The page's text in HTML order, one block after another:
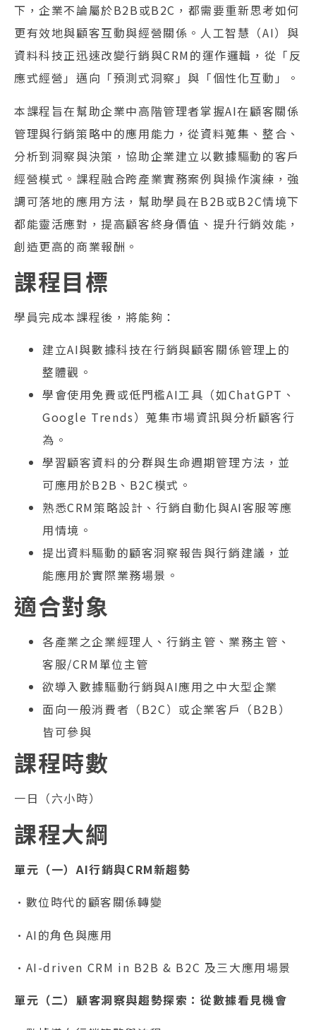
下，企業不論屬於B2B或B2C，都需要重新思考如何
更有效地與顧客互動與經營關係。人工智慧（AI）與
資料科技正迅速改變行銷與CRM的運作邏輯，從「反
應式經營」邁向「預測式洞察」與「個性化互動」。
本課程旨在幫助企業中高階管理者掌握AI在顧客關係
管理與行銷策略中的應用能力，從資料蒐集、整合、
分析到洞察與決策，協助企業建立以數據驅動的客戶
經營模式。課程融合跨產業實務案例與操作演練，強
調可落地的應用方法，幫助學員在B2B或B2C情境下
都能靈活應對，提高顧客終身價值、提升行銷效能，
創造更高的商業報酬。
課程目標
學員完成本課程後，將能夠：
建立AI與數據科技在行銷與顧客關係管理上的
整體觀。
學會使用免費或低門檻AI工具（如ChatGPT、
Google Trends）蒐集市場資訊與分析顧客行
為。
學習顧客資料的分群與生命週期管理方法，並
可應用於B2B、B2C模式。
熟悉CRM策略設計、行銷自動化與AI客服等應
用情境。
提出資料驅動的顧客洞察報告與行銷建議，並
能應用於實際業務場景。
適合對象
各產業之企業經理人、行銷主管、業務主管、
客服/CRM單位主管
欲導入數據驅動行銷與AI應用之中大型企業
面向一般消費者（B2C）或企業客戶（B2B）
皆可參與
課程時數
一日（六小時）
課程大綱
單元（一）AI行銷與CRM新趨勢
•數位時代的顧客關係轉變
•AI的角色與應用
•AI-driven CRM in B2B & B2C 及三大應用場景
單元（二）顧客洞察與趨勢探索：從數據看見機會